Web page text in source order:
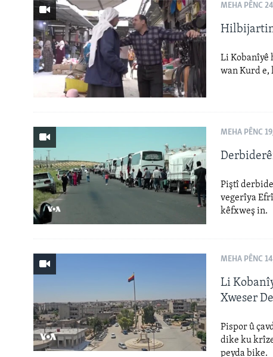
MEHA PÊNC
Li Kobanîyê
wan Kurd
MEHA PÊNC
Piştî
vegerîya
kêfxweş in.
MEHA PÊNC
Li
Xweser
Pispor û
dike ku
peyda bike.